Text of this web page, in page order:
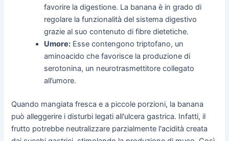
favorire la digestione. La banana è in grado di
regolare la funzionalità del sistema digestivo
grazie al suo contenuto di fibre dietetiche.
Umore: Esse contengono triptofano, un
aminoacido che favorisce la produzione di
serotonina, un neurotrasmettitore collegato
all’umore.
Quando mangiata fresca e a piccole porzioni, la banana
può alleggerire i disturbi legati all'ulcera gastrica. Infatti, il
frutto potrebbe neutralizzare parzialmente l'acidità creata